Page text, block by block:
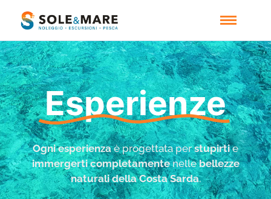
Esperienze
Ogni esperienzaè progettata perstupirtie
immergerti completamentenellebellezze
naturali della Costa Sarda.